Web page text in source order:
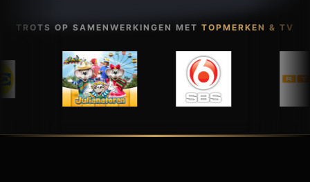
TROTS OP SAMENWERKINGEN MET TOPMERKEN & TV